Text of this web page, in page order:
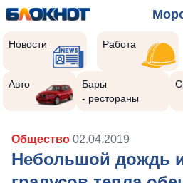
Новости Работа
Авто
Бары
- рестораны
Общество 02.04.2019
Небольшой дождь